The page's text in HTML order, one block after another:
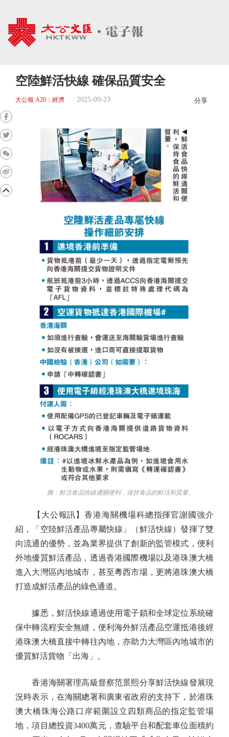
空陸鮮活快線 確保品質安全
大公報 A20：經濟 2025-09-23 分享
圖：鮮活食品快線通關便利，保持食品的鮮活和質量。
【大公報訊】香港海關機場科總指揮官謝國強介
紹，「空陸鮮活產品專屬快線」（鮮活快線）發揮了雙
向流通的優勢，並為業界提供了創新的監管模式，便利
外地優質鮮活產品，透過香港國際機場以及港珠澳大橋
進入大灣區內地城市，甚至粵西市場，更將港珠澳大橋
打造成鮮活產品的綠色通道。
據悉，鮮活快線通過使用電子鎖和全球定位系統確
保中轉流程安全無縫，便利海外鮮活產品空運抵港後經
港珠澳大橋直接中轉往內地，亦助力大灣區內地城市的
優質鮮活貨物「出海」。
香港海關署理高級督察范景熙分享鮮活快線發展現
況時表示，在海關總署和廣東省政府的支持下，於港珠
澳大橋珠海公路口岸範圍設立四類商品的指定監管場
地，項目總投資3400萬元，查驗平台和配套車位面積約